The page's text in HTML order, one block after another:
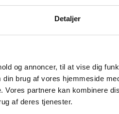
Detaljer
og annoncer, til at vise dig
brug af vores hjemmeside
Vores partnere kan kombinere
af deres tjenester.
behandlingen af mine
CEPOS